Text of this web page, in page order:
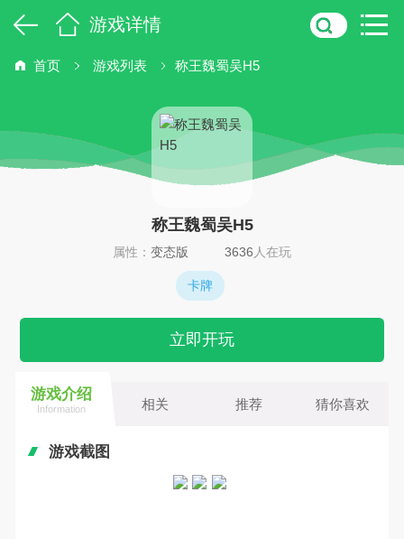
游戏详情
首页 游戏列表 称王魏蜀吴H5
称王魏蜀吴H5
属性： 变态版 3636 人在玩
卡牌
立即开玩
游戏介绍
Information 相关 推荐 猜你喜欢
游戏截图